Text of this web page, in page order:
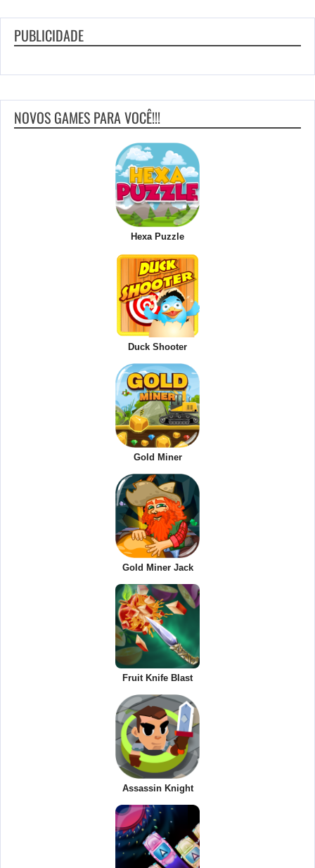
PUBLICIDADE
NOVOS GAMES PARA VOCÊ!!!
Hexa Puzzle
Duck Shooter
Gold Miner
Gold Miner Jack
Fruit Knife Blast
Assassin Knight